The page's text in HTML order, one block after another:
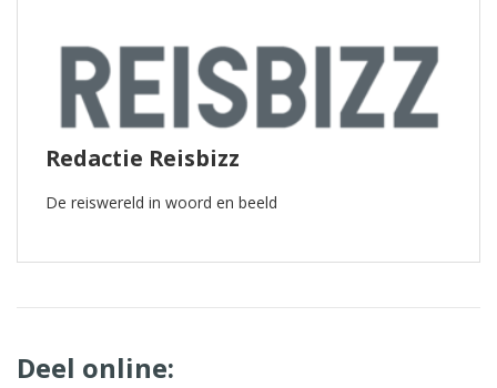
Redactie Reisbizz
De reiswereld in woord en beeld
Deel online: